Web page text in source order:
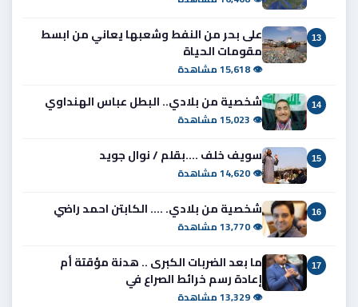
13
على بحر من النفط وشعبها يعاني من ابسط
مقومات الحياة
👁 15,618 مشاهدة
14 شخصية من بلادي.. البطل عباس الهنداوي
👁 15,023 مشاهدة
15 سويف خلف ....بقلم / نوال جويد
👁 14,620 مشاهدة
16 شخصية من بلادي. .... الكابتن احمد راضي
👁 13,770 مشاهدة
17
ما بعد الضربات الكبرى .. هدنة مؤقتة أم
إعادة رسم خرائط الصراع في
👁 13,329 مشاهدة